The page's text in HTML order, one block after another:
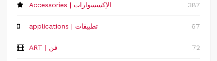
Accessories | الإكسسوارات 387
applications | تطبيقات 67
ART | فن 72